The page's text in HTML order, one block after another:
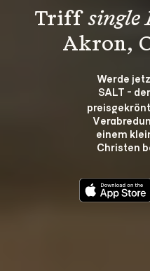
Triff single
Akron,
Werde
SALT - der
einem
Christen